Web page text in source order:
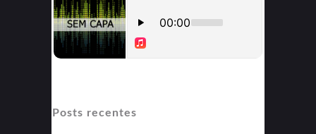
Posts recentes